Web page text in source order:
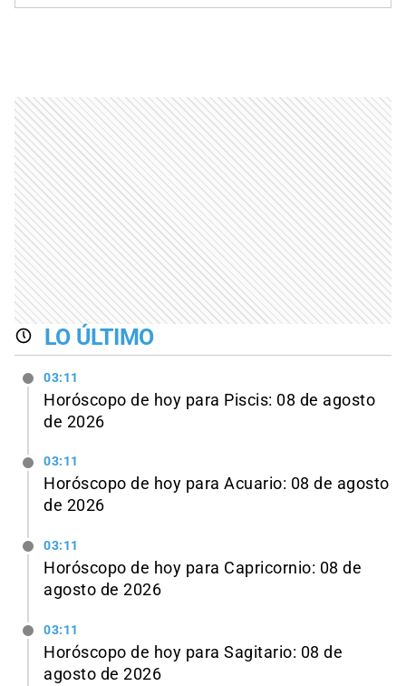
LO ÚLTIMO
03:11
Horóscopo de hoy para Piscis: 08 de agosto
de 2026
03:11
Horóscopo de hoy para Acuario: 08 de agosto
de 2026
03:11
Horóscopo de hoy para Capricornio: 08 de
agosto de 2026
03:11
Horóscopo de hoy para Sagitario: 08 de
agosto de 2026